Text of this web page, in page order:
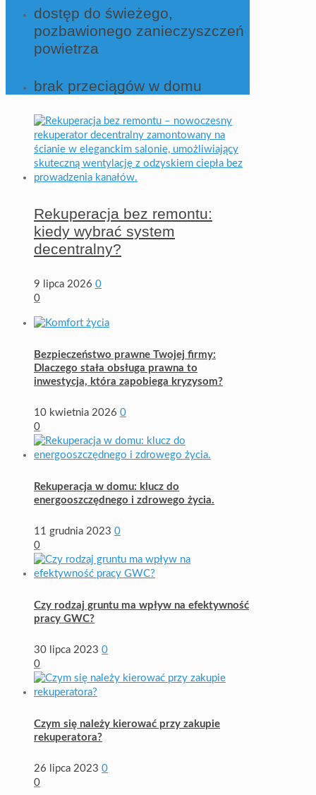
dostęp do świeżego,
pozbawionego zanieczyszczeń
powietrza
brak przeciągów w domu
Rekuperacja bez remontu:
kiedy wybrać system
decentralny?
9 lipca 2026 0
0
Bezpieczeństwo prawne Twojej firmy:
Dlaczego stała obsługa prawna to
inwestycja, która zapobiega kryzysom?
10 kwietnia 2026 0
0
Rekuperacja w domu: klucz do
energooszczędnego i zdrowego życia.
11 grudnia 2023 0
0
Czy rodzaj gruntu ma wpływ na efektywność
pracy GWC?
30 lipca 2023 0
0
Czym się należy kierować przy zakupie
rekuperatora?
26 lipca 2023 0
0